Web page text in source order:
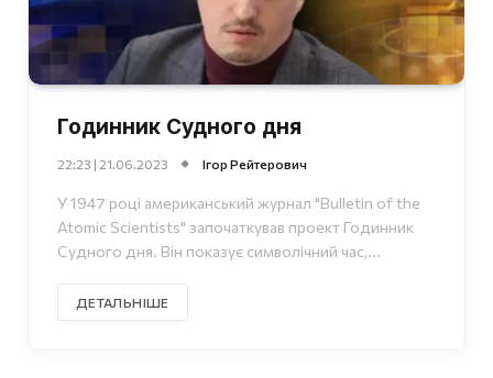
Годинник Судного дня
22:23 | 21.06.2023 Ігор Рейтерович
У 1947 році американський журнал "Bulletin of the
Atomic Scientists" започаткував проект Годинник
Судного дня. Він показує символічний час,...
ДЕТАЛЬНІШЕ